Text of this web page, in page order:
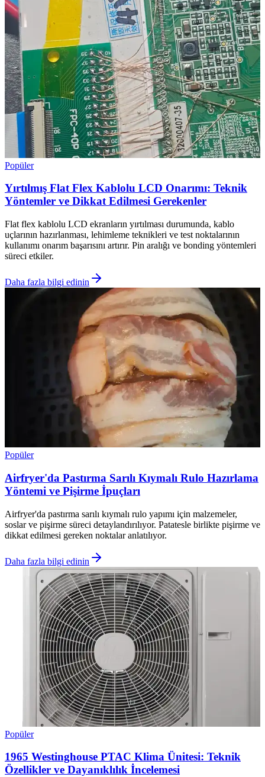
Popüler
Yırtılmış Flat Flex Kablolu LCD Onarımı: Teknik
Yöntemler ve Dikkat Edilmesi Gerekenler
Flat flex kablolu LCD ekranların yırtılması durumunda, kablo
uçlarının hazırlanması, lehimleme teknikleri ve test noktalarının
kullanımı onarım başarısını artırır. Pin aralığı ve bonding yöntemleri
süreci etkiler.
Daha fazla bilgi edinin
Popüler
Airfryer'da Pastırma Sarılı Kıymalı Rulo Hazırlama
Yöntemi ve Pişirme İpuçları
Airfryer'da pastırma sarılı kıymalı rulo yapımı için malzemeler,
soslar ve pişirme süreci detaylandırılıyor. Patatesle birlikte pişirme ve
dikkat edilmesi gereken noktalar anlatılıyor.
Daha fazla bilgi edinin
Popüler
1965 Westinghouse PTAC Klima Ünitesi: Teknik
Özellikler ve Dayanıklılık İncelemesi